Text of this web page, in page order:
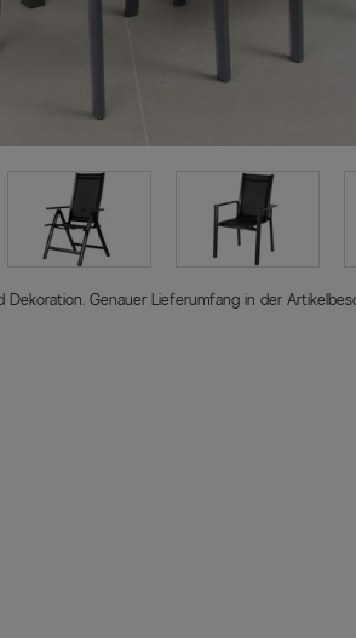
Dekoration. Genauer Lieferumfang in der